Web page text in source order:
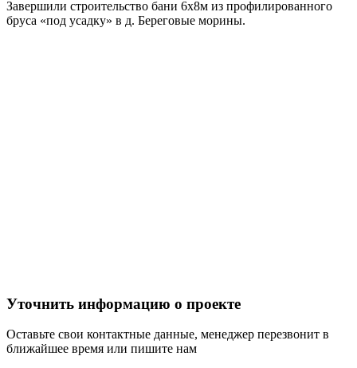
Завершили строительство бани 6х8м из профилированного
бруса «под усадку» в д. Береговые морины.
Уточнить информацию о проекте
Оставьте свои контактные данные, менеджер перезвонит в
ближайшее время или пишите нам